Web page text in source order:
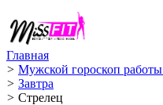
Главная
> Мужской гороскоп работы ‍
> Завтра
> Стрелец ️